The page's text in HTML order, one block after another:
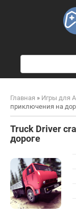
Главная » Игры для
приключения на
Truck Driver
дороге